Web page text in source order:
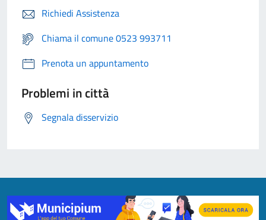
Richiedi Assistenza
Chiama il comune 0523 993711
Prenota un appuntamento
Problemi in città
Segnala disservizio